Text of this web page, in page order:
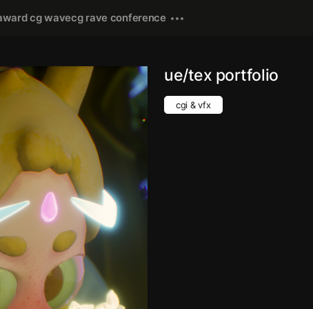
cg wavecg rave conference
ue/tex portfolio
cgi & vfx